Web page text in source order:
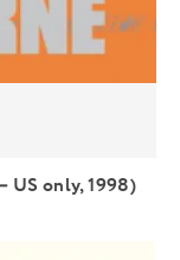
US only, 1998)